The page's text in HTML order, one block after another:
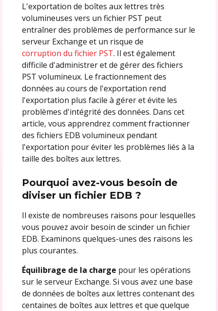
L'exportation de boîtes aux lettres très
volumineuses vers un fichier PST peut
entraîner des problèmes de performance sur le
serveur Exchange et un risque de
corruption du fichier PST. Il est également
difficile d'administrer et de gérer des fichiers
PST volumineux. Le fractionnement des
données au cours de l'exportation rend
l'exportation plus facile à gérer et évite les
problèmes d'intégrité des données. Dans cet
article, vous apprendrez comment fractionner
des fichiers EDB volumineux pendant
l'exportation pour éviter les problèmes liés à la
taille des boîtes aux lettres.
Pourquoi avez-vous besoin de
diviser un fichier EDB ?
Il existe de nombreuses raisons pour lesquelles
vous pouvez avoir besoin de scinder un fichier
EDB. Examinons quelques-unes des raisons les
plus courantes.
Équilibrage de la charge pour les opérations
sur le serveur Exchange. Si vous avez une base
de données de boîtes aux lettres contenant des
centaines de boîtes aux lettres et que quelque